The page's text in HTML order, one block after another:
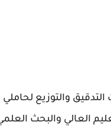
والتوزيع
العالي والبحث